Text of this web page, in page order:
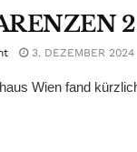
3. DEZEMBER 2024
Wien fand